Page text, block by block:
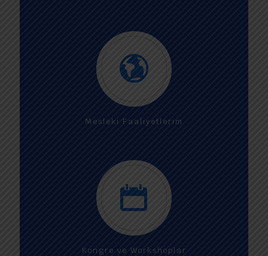
Mesleki Faaliyetlerim
Kongre ve Workshoplar